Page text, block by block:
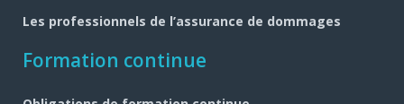
Les professionnels de l’assurance de dommages
Formation continue